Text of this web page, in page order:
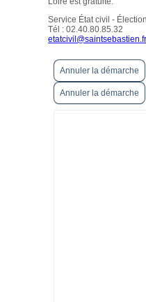
Annuler la démarche
Annuler la démarche